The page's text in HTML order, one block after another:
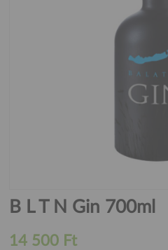
B L T N Gin 700ml
14 500 Ft